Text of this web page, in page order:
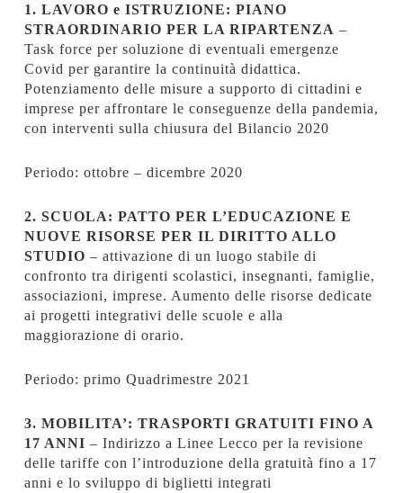
1. LAVORO e ISTRUZIONE: PIANO
STRAORDINARIO PER LA RIPARTENZA –
Task force per soluzione di eventuali emergenze
Covid per garantire la continuità didattica.
Potenziamento delle misure a supporto di cittadini e
imprese per affrontare le conseguenze della pandemia,
con interventi sulla chiusura del Bilancio 2020
Periodo: ottobre – dicembre 2020
2. SCUOLA: PATTO PER L’EDUCAZIONE E
NUOVE RISORSE PER IL DIRITTO ALLO
STUDIO – attivazione di un luogo stabile di
confronto tra dirigenti scolastici, insegnanti, famiglie,
associazioni, imprese. Aumento delle risorse dedicate
ai progetti integrativi delle scuole e alla
maggiorazione di orario.
Periodo: primo Quadrimestre 2021
3. MOBILITA’: TRASPORTI GRATUITI FINO A
17 ANNI – Indirizzo a Linee Lecco per la revisione
delle tariffe con l’introduzione della gratuità fino a 17
anni e lo sviluppo di biglietti integrati